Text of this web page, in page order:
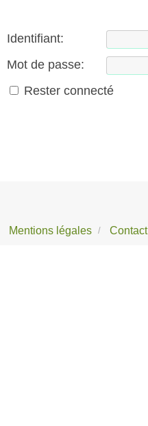
Identifiant:
Mot de passe:
Rester connecté
Mentions légales Contact